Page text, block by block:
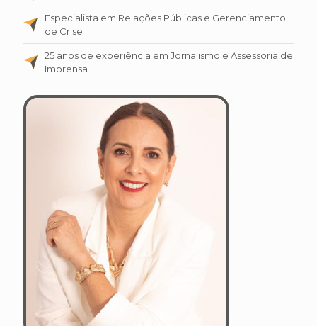
Especialista em Relações Públicas e Gerenciamento
de Crise
25 anos de experiência em Jornalismo e Assessoria de
Imprensa